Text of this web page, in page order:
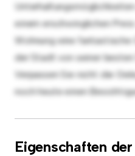
einem erschwinglichen
Wohnung eine
der Stadt von seiner besten
Verpassen Sie nicht die
noch heute einen
Eigenschaften